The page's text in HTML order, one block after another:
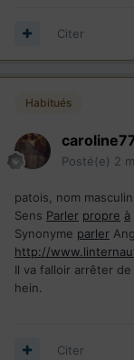
Citer
Habitués
Posté(e) 2
patois, nom
Sens Parler propre à
Synonyme parler
http://
Il va falloir arrêter
hein.
Citer